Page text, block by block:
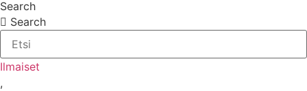
Search
Search
Ilmaiset
,